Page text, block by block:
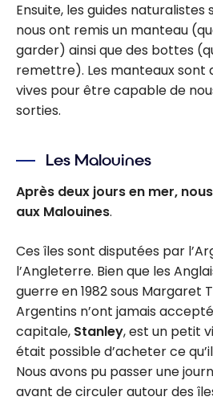
Ensuite, les guides
nous ont remis un manteau
garder) ainsi que des bottes
remettre). Les manteaux sont
vives pour être capable de
sorties.
Les Malouines
Après deux jours en mer,
aux Malouines.
Ces îles sont disputées par
l’Angleterre. Bien que les
guerre en 1982 sous Margaret
Argentins n’ont jamais
capitale, Stanley, est un petit
était possible d’acheter ce
Nous avons pu passer une
avant de circuler autour des